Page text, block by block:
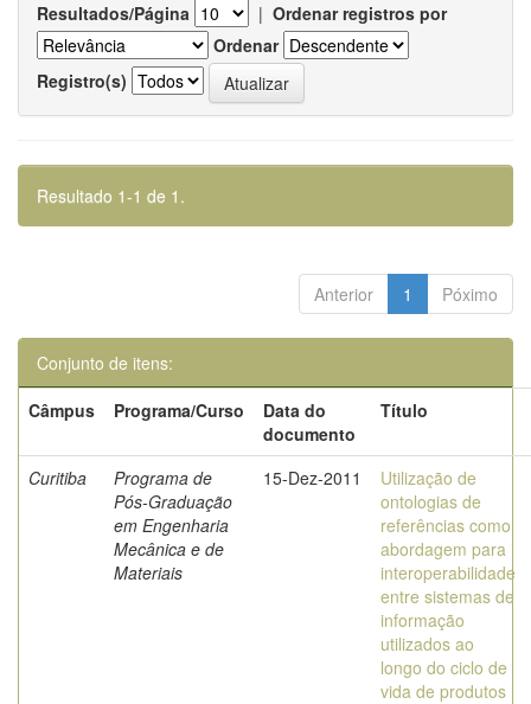
Resultados/Página | Ordenar registros por
Ordenar
Registro(s)
Resultado 1-1 de 1.
Anterior 1 Póximo
Conjunto de itens:
Câmpus
Programa/Curso
Data do
documento
Título
Curitiba
Programa de
Pós-Graduação
em Engenharia
Mecânica e de
Materiais
15-Dez-2011
Utilização de
ontologias de
referências como
abordagem para
interoperabilidade
entre sistemas de
informação
utilizados ao
longo do ciclo de
vida de produtos